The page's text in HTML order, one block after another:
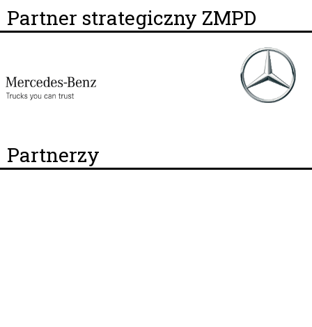
Partner strategiczny ZMPD
Partnerzy